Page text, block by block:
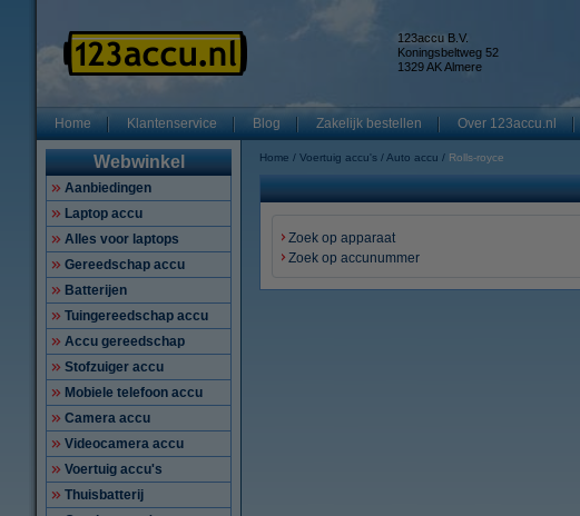
123accu B.V.
Koningsbeltweg 52
1329 AK Almere
Home Klantenservice Blog Zakelijk bestellen Over 123accu.nl
Webwinkel
Aanbiedingen
Laptop accu
Alles voor laptops
Gereedschap accu
Batterijen
Tuingereedschap accu
Accu gereedschap
Stofzuiger accu
Mobiele telefoon accu
Camera accu
Videocamera accu
Voertuig accu's
Thuisbatterij
Home Voertuig accu's Auto accu Rolls-royce
Zoek op apparaat
Zoek op accunummer